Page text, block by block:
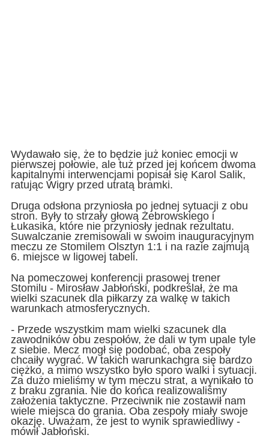
Wydawało się, że to będzie już koniec emocji w
pierwszej połowie, ale tuż przed jej końcem dwoma
kapitalnymi interwencjami popisał się Karol Salik,
ratując Wigry przed utratą bramki.
Druga odsłona przyniosła po jednej sytuacji z obu
stron. Były to strzały głową Żebrowskiego i
Łukasika, które nie przyniosły jednak rezultatu.
Suwalczanie zremisowali w swoim inauguracyjnym
meczu ze Stomilem Olsztyn 1:1 i na razie zajmują
6. miejsce w ligowej tabeli.
Na pomeczowej konferencji prasowej trener
Stomilu - Mirosław Jabłoński, podkreślał, że ma
wielki szacunek dla piłkarzy za walkę w takich
warunkach atmosferycznych.
- Przede wszystkim mam wielki szacunek dla
zawodników obu zespołów, że dali w tym upale tyle
z siebie. Mecz mogł się podobać, oba zespoły
chcaiły wygrać. W takich warunkachgra się bardzo
ciężko, a mimo wszystko było sporo walki i sytuacji.
Za dużo mieliśmy w tym meczu strat, a wynikało to
z braku zgrania. Nie do końca realizowaliśmy
założenia taktyczne. Przeciwnik nie zostawił nam
wiele miejsca do grania. Oba zespoły miały swoje
okazję. Uważam, że jest to wynik sprawiedliwy -
mówił Jabłoński.